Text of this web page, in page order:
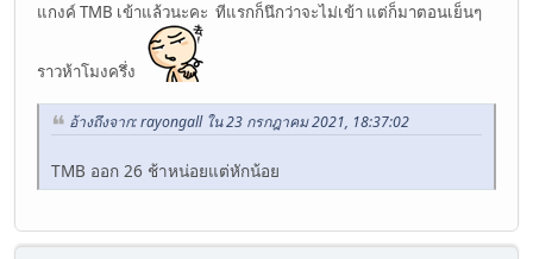
แกงค์ TMB เข้าแล้วนะคะ ทีแรกก็นึกว่าจะไม่เข้า แต่ก็มาตอนเย็นๆ
ราวห้าโมงครึ่ง
อ้างถึงจาก: rayongall ใน 23 กรกฎาคม 2021, 18:37:02
TMB ออก 26 ช้าหน่อยแต่หักน้อย